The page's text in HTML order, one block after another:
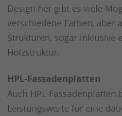
Design her gibt es viele
verschiedene Farben, aber
Strukturen, sogar inklusive
Holzstruktur.
HPL-Fassadenplatten
Auch HPL-
Leistungswerte für eine